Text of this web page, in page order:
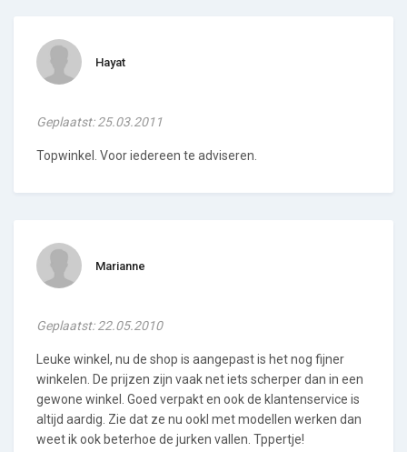
Hayat
Geplaatst: 25.03.2011
Topwinkel. Voor iedereen te adviseren.
Marianne
Geplaatst: 22.05.2010
Leuke winkel, nu de shop is aangepast is het nog fijner
winkelen. De prijzen zijn vaak net iets scherper dan in een
gewone winkel. Goed verpakt en ook de klantenservice is
altijd aardig. Zie dat ze nu ookl met modellen werken dan
weet ik ook beterhoe de jurken vallen. Tppertje!